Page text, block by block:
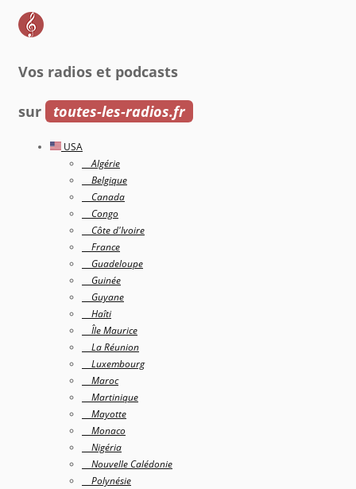
Vos radios et podcasts
sur toutes-les-radios.fr
USA
Algérie
Belgique
Canada
Congo
Côte d'Ivoire
France
Guadeloupe
Guinée
Guyane
Haîti
Île Maurice
La Réunion
Luxembourg
Maroc
Martinique
Mayotte
Monaco
Nigéria
Nouvelle Calédonie
Polynésie